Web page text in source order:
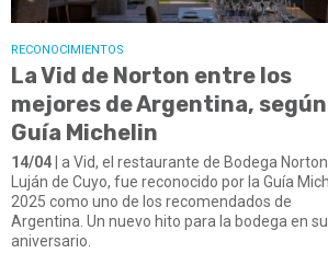
RECONOCIMIENTOS
La Vid de Norton entre los
mejores de Argentina,
Guía Michelin
14/04 | a Vid, el restaurante de Bodega
Luján de Cuyo, fue reconocido por la Guía
2025 como uno de los recomendados de
Argentina. Un nuevo hito para la bodega en
aniversario.